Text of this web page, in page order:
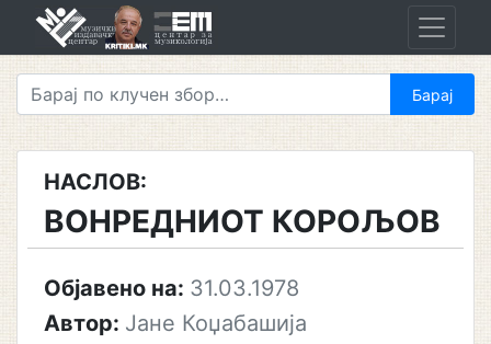
НАСЛОВ:
ВОНРЕДНИОТ КОРОЉОВ
Објавено на: 31.03.1978
Автор: Јане Коџабашија